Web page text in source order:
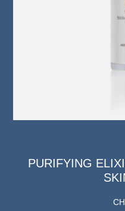
PURIFYING